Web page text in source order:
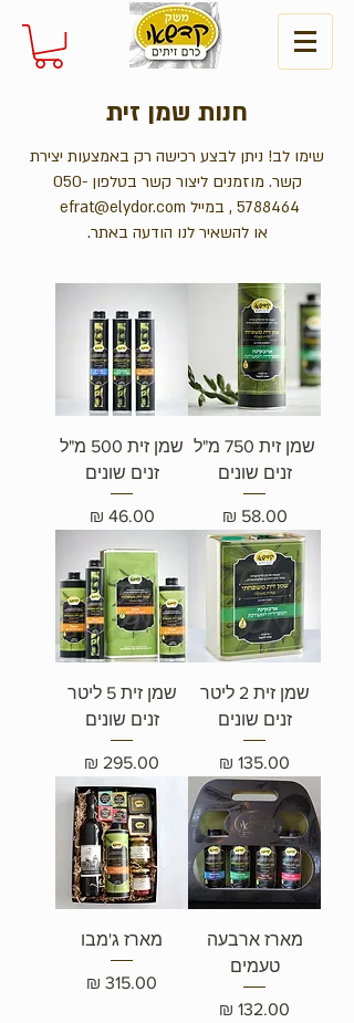
חנות שמן זית
שימו לב! ניתן לבצע רכישה רק באמצעות יצירת
קשר. מוזמנים ליצור קשר בטלפון050-
5788464 , במייל efrat@elydor.com
או להשאיר לנו הודעה באתר.
שמן זית 750 מ"ל
זנים שונים
מחיר
שמן זית 500 מ"ל
זנים שונים
מחיר
שמן זית 2 ליטר
זנים שונים
מחיר
שמן זית 5 ליטר
זנים שונים
מחיר
מארז ארבעה
טעמים
מחיר
מארז ג'מבו
מחיר